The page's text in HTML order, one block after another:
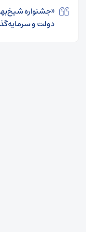
«جشنواره
دولت و